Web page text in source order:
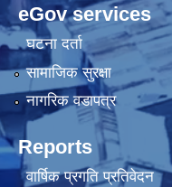
eGov services
घटना दर्ता
सामाजिक सुरक्षा
नागरिक वडापत्र
Reports
वार्षिक प्रगति प्रतिवेदन